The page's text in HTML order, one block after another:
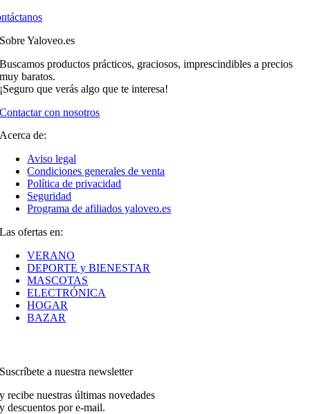
Sobre Yaloveo.es
Buscamos productos prácticos, graciosos, imprescindibles a precios
muy baratos.
¡Seguro que verás algo que te interesa!
Contactar con nosotros
Acerca de:
Aviso legal
Condiciones generales de venta
Política de privacidad
Seguridad
Programa de afiliados yaloveo.es
Las ofertas en:
VERANO
DEPORTE y BIENESTAR
MASCOTAS
ELECTRÓNICA
HOGAR
BAZAR
Suscríbete a nuestra newsletter
y recibe nuestras últimas novedades
y descuentos por e-mail.